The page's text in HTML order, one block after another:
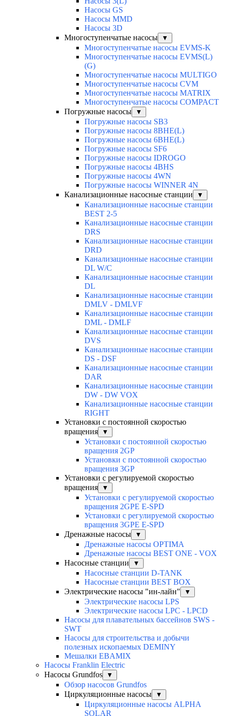
Насосы GS
Насосы MMD
Насосы 3D
Многоступенчатые насосы
▼
Многоступенчатые насосы EVMS-K
Многоступенчатые насосы EVMS(L)
(G)
Многоступенчатые насосы MULTIGO
Многоступенчатые насосы CVM
Многоступенчатые насосы MATRIX
Многоступенчатые насосы COMPACT
Погружные насосы
▼
Погружные насосы SB3
Погружные насосы 8BHE(L)
Погружные насосы 6BHE(L)
Погружные насосы SF6
Погружные насосы IDROGO
Погружные насосы 4BHS
Погружные насосы 4WN
Погружные насосы WINNER 4N
Канализационные насосные станции
▼
Канализационные насосные станции
BEST 2-5
Канализационные насосные станции
DRS
Канализационные насосные станции
DRD
Канализационные насосные станции
DL W/C
Канализационные насосные станции
DL
Канализационные насосные станции
DMLV - DMLVF
Канализационные насосные станции
DML - DMLF
Канализационные насосные станции
DVS
Канализационные насосные станции
DS - DSF
Канализационные насосные станции
DAR
Канализационные насосные станции
DW - DW VOX
Канализационные насосные станции
RIGHT
Установки с постоянной скоростью
вращения
▼
Установки с постоянной скоростью
вращения 2GP
Установки с постоянной скоростью
вращения 3GP
Установки с регулируемой скоростью
вращения
▼
Установки с регулируемой скоростью
вращения 2GPE E-SPD
Установки с регулируемой скоростью
вращения 3GPE E-SPD
Дренажные насосы
▼
Дренажные насосы OPTIMA
Дренажные насосы BEST ONE - VOX
Насосные станции
▼
Насосные станции D-TANK
Насосные станции BEST BOX
Электрические насосы "ин-лайн"
▼
Электрические насосы LPS
Электрические насосы LPC - LPCD
Насосы для плавательных бассейнов SWS -
SWT
Насосы для строительства и добычи
полезных ископаемых DEMINY
Мешалки EBAMIX
Насосы Franklin Electric
Насосы Grundfos
▼
Обзор насосов Grundfos
Циркуляционные насосы
▼
Циркуляционные насосы ALPHA
SOLAR